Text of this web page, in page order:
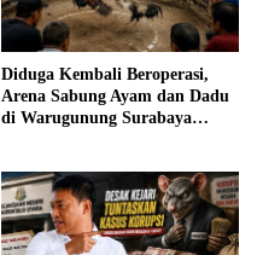
Diduga Kembali Beroperasi,
Arena Sabung Ayam dan Dadu
di Warugunung Surabaya